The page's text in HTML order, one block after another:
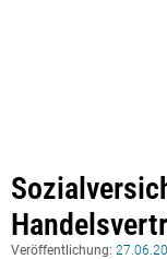
Veröffentlichung: